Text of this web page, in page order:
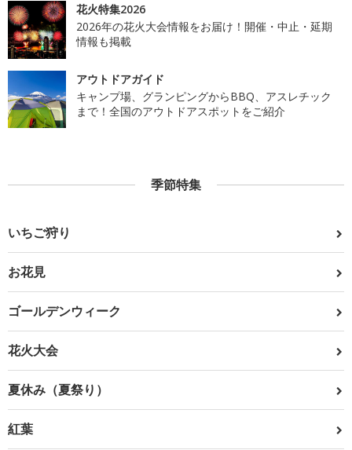
花火特集2026
2026年の花火大会情報をお届け！開催・中止・延期
情報も掲載
アウトドアガイド
キャンプ場、グランピングからBBQ、アスレチック
まで！全国のアウトドアスポットをご紹介
季節特集
いちご狩り
お花見
ゴールデンウィーク
花火大会
夏休み（夏祭り）
紅葉